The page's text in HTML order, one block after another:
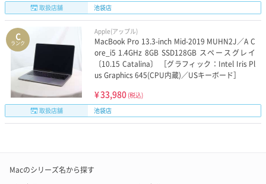
取扱店舗
池袋店
C
ランク
Apple(アップル)
MacBook Pro 13.3-inch Mid-2019 MUHN2J／A C
ore_i5 1.4GHz 8GB SSD128GB スペースグレイ
〔10.15 Catalina〕 ［グラフィック：Intel Iris Pl
us Graphics 645(CPU内蔵)／USキーボード］
¥33,980 (税込)
取扱店舗
池袋店
Macのシリーズ名から探す